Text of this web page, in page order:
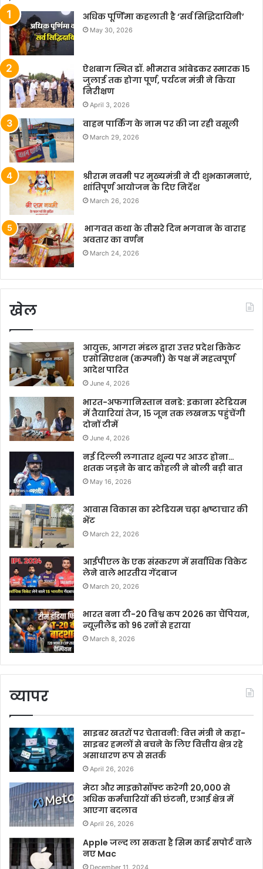
अधिक पूर्णिमा कहलाती है ‘सर्व सिद्धिदायिनी’
May 30, 2026
ऐशबाग स्थित डॉ. भीमराव आंबेडकर स्मारक 15
जुलाई तक होगा पूर्ण, पर्यटन मंत्री ने किया
निरीक्षण
April 3, 2026
वाहन पार्किंग के नाम पर की जा रही वसूली
March 29, 2026
श्रीराम नवमी पर मुख्यमंत्री ने दी शुभकामनाएं,
शांतिपूर्ण आयोजन के दिए निर्देश
March 26, 2026
भागवत कथा के तीसरे दिन भगवान के वाराह
अवतार का वर्णन
March 24, 2026
खेल
आयुक्त, आगरा मंडल द्वारा उत्तर प्रदेश क्रिकेट
एसोसिएशन (कम्पनी) के पक्ष में महत्वपूर्ण
आदेश पारित
June 4, 2026
भारत-अफगानिस्तान वनडे: इकाना स्टेडियम
में तैयारियां तेज, 15 जून तक लखनऊ पहुंचेंगी
दोनों टीमें
June 4, 2026
नई दिल्ली लगातार शून्य पर आउट होना…
शतक जड़ने के बाद कोहली ने बोली बड़ी बात
May 16, 2026
आवास विकास का स्टेडियम चढ़ा भ्रष्टाचार की
भेंट
March 22, 2026
आईपीएल के एक संस्करण में सर्वाधिक विकेट
लेने वाले भारतीय गेंदबाज
March 20, 2026
भारत बना टी-20 विश्व कप 2026 का चैंपियन,
न्यूज़ीलैंड को 96 रनों से हराया
March 8, 2026
व्यापर
साइबर खतरों पर चेतावनी: वित्त मंत्री ने कहा-
साइबर हमलों से बचने के लिए वित्तीय क्षेत्र रहे
असाधारण रूप से सतर्क
April 26, 2026
मेटा और माइक्रोसॉफ्ट करेगी 20,000 से
अधिक कर्मचारियों की छंटनी, एआई क्षेत्र में
आएगा बदलाव
April 26, 2026
Apple जल्द ला सकता है सिम कार्ड सपोर्ट वाले
नए Mac
December 11, 2024